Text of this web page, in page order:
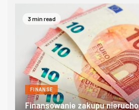
4 min read
FINANSE